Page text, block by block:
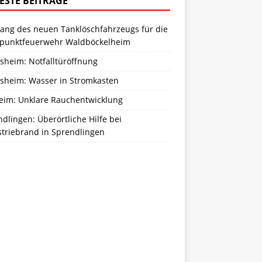
des neuen Tanklöschfahrzeugs für die
Waldböckelheim
Notfalltüröffnung
Wasser in Stromkasten
Unklare Rauchentwicklung
Überörtliche Hilfe bei
in Sprendlingen